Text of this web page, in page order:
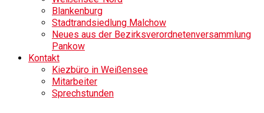
Blankenburg
Stadtrandsiedlung Malchow
Neues aus der Bezirksverordnetenversammlung
Pankow
Kontakt
Kiezbüro in Weißensee
Mitarbeiter
Sprechstunden